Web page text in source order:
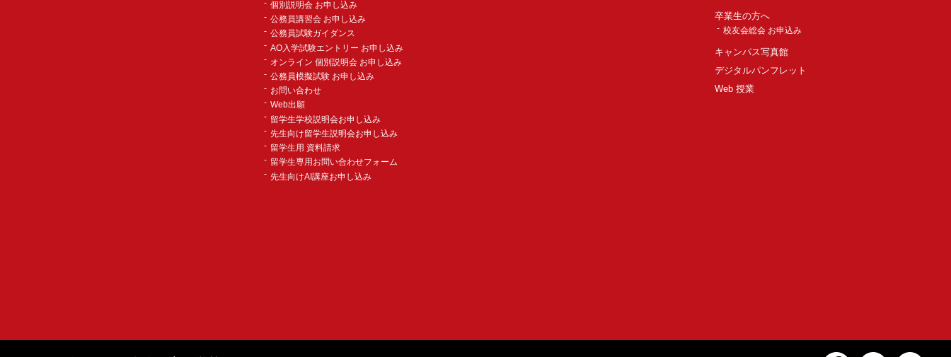
個別説明会 お申し込み
公務員講習会 お申し込み
公務員試験ガイダンス
AO入学試験エントリー お申し込み
オンライン 個別説明会 お申し込み
公務員模擬試験 お申し込み
お問い合わせ
Web出願
留学生学校説明会お申し込み
先生向け留学生説明会お申し込み
留学生用 資料請求
留学生専用お問い合わせフォーム
先生向けAI講座お申し込み
卒業生の方へ
校友会総会 お申込み
キャンパス写真館
デジタルパンフレット
Web 授業